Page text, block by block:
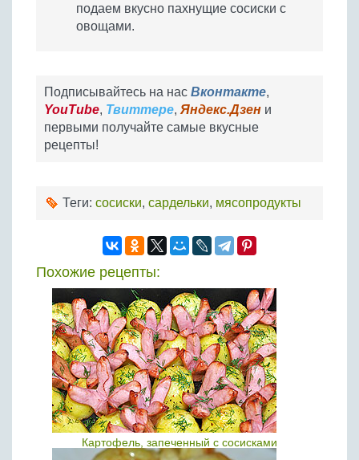
подаем вкусно пахнущие сосиски с
овощами.
Подписывайтесь на нас Вконтакте,
YouTube, Твиттере, Яндекс.Дзен и
первыми получайте самые вкусные
рецепты!
Теги: сосиски, сардельки, мясопродукты
Похожие рецепты:
Картофель, запеченный с сосисками